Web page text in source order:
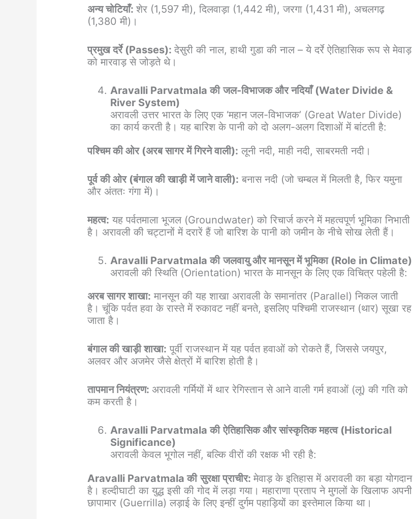
अन्य चोटियाँ:शेर (1,597 मी), दिलवाड़ा (1,442 मी), जरगा (1,431 मी), अचलगढ़
(1,380 मी)।
प्रमुख दर्रे (Passes):देसुरी की नाल, हाथी गुडा की नाल – ये दर्रे ऐतिहासिक रूप से मेवाड़
को मारवाड़ से जोड़ते थे।
Aravalli Parvatmala की जल-विभाजक और नदियाँ (Water Divide &
River System)
अरावली उत्तर भारत के लिए एक ‘महान जल-विभाजक’ (Great Water Divide)
का कार्य करती है। यह बारिश के पानी को दो अलग-अलग दिशाओं में बांटती है:
पश्चिम की ओर (अरब सागर में गिरने वाली): लूनी नदी, माही नदी, साबरमती नदी।
पूर्व की ओर (बंगाल की खाड़ी में जाने वाली): बनास नदी (जो चम्बल में मिलती है, फिर यमुना
और अंततः गंगा में)।
महत्व: यह पर्वतमाला भूजल (Groundwater) को रिचार्ज करने में महत्वपूर्ण भूमिका निभाती
है। अरावली की चट्टानों में दरारें हैं जो बारिश के पानी को जमीन के नीचे सोख लेती हैं।
Aravalli Parvatmala की जलवायु और मानसून में भूमिका (Role in Climate)
अरावली की स्थिति (Orientation) भारत के मानसून के लिए एक विचित्र पहेली है:
अरब सागर शाखा: मानसून की यह शाखा अरावली के समानांतर (Parallel) निकल जाती
है। चूंकि पर्वत हवा के रास्ते में रुकावट नहीं बनते, इसलिए पश्चिमी राजस्थान (थार) सूखा रह
जाता है।
बंगाल की खाड़ी शाखा: पूर्वी राजस्थान में यह पर्वत हवाओं को रोकते हैं, जिससे जयपुर,
अलवर और अजमेर जैसे क्षेत्रों में बारिश होती है।
तापमान नियंत्रण:अरावली गर्मियों में थार रेगिस्तान से आने वाली गर्म हवाओं (लू) की गति को
कम करती है।
Aravalli Parvatmala की ऐतिहासिक और सांस्कृतिक महत्व (Historical
Significance)
अरावली केवल भूगोल नहीं, बल्कि वीरों की रक्षक भी रही है:
Aravalli Parvatmala की सुरक्षा प्राचीर:मेवाड़ के इतिहास में अरावली का बड़ा योगदान
है। हल्दीघाटी का युद्ध इसी की गोद में लड़ा गया। महाराणा प्रताप ने मुगलों के खिलाफ अपनी
छापामार (Guerrilla) लड़ाई के लिए इन्हीं दुर्गम पहाड़ियों का इस्तेमाल किया था।